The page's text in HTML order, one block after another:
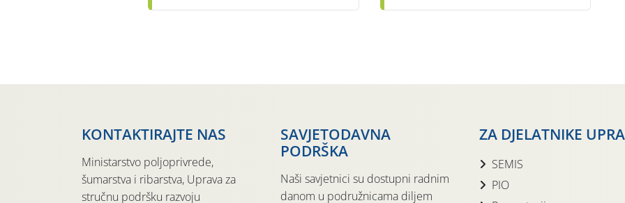
KONTAKTIRAJTE NAS
Ministarstvo poljoprivrede,
šumarstva i ribarstva, Uprava za
stručnu podršku razvoju
SAVJETODAVNA
PODRŠKA
Naši savjetnici su dostupni radnim
danom u podružnicama diljem
ZA DJELATNIKE
SEMIS
PIO